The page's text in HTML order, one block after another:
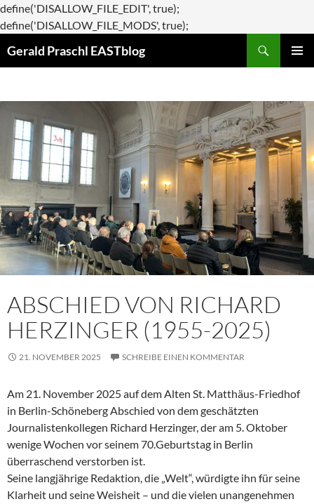
define('DISALLOW_FILE_EDIT', true);
define('DISALLOW_FILE_MODS', true);
Gerald Praschl EASTblog
ABSCHIED VON RICHARD
HERZINGER (1955-2025)
21. NOVEMBER 2025 SCHREIBE EINEN KOMMENTAR
Am 21. November 2025 auf dem Alten St. Matthäus-Friedhof
in Berlin-Schöneberg Abschied von dem geschätzten
Journalistenkollegen Richard Herzinger, der am 5. Oktober
wenige Wochen vor seinem 70.Geburtstag in Berlin
überraschend verstorben ist.
Seine langjährige Redaktion, die „Welt“, würdigte ihn für seine
Klarheit und seine Weisheit – und die vielen unangenehmen